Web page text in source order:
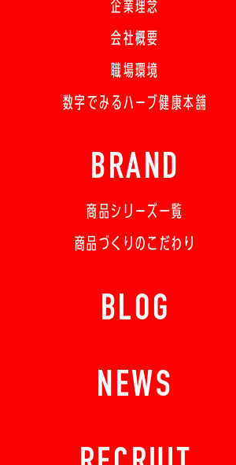
企業理念
会社概要
職場環境
数字でみるハーブ健康本舗
BRAND
商品シリーズ一覧
商品づくりのこだわり
BLOG
NEWS